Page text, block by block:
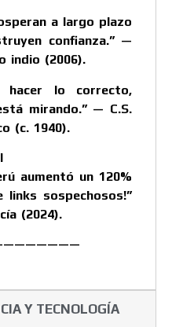
a largo plazo
confianza.” —
indio (2006).
lo correcto,
mirando.” — C.S.
(c. 1940).
aumentó un 120%
links sospechosos!”
(2024).
Y TECNOLOGÍA